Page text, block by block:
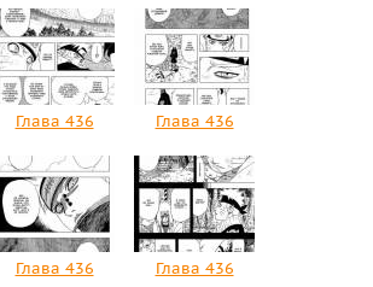
Глава 436 Глава 436
Глава 436 Глава 436